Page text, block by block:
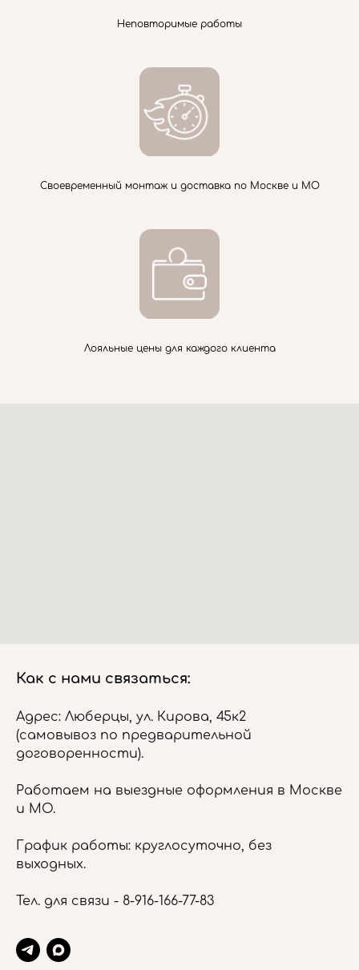
Неповторимые работы
Своевременный монтаж и доставка по Москве и МО
Лояльные цены для каждого клиента
Как с нами связаться:
Адрес: Люберцы, ул. Кирова, 45к2
(самовывоз по предварительной
договоренности).
Работаем на выездные оформления в Москве
и МО.
График работы: круглосуточно, без
выходных.
Тел. для связи - 8-916-166-77-83